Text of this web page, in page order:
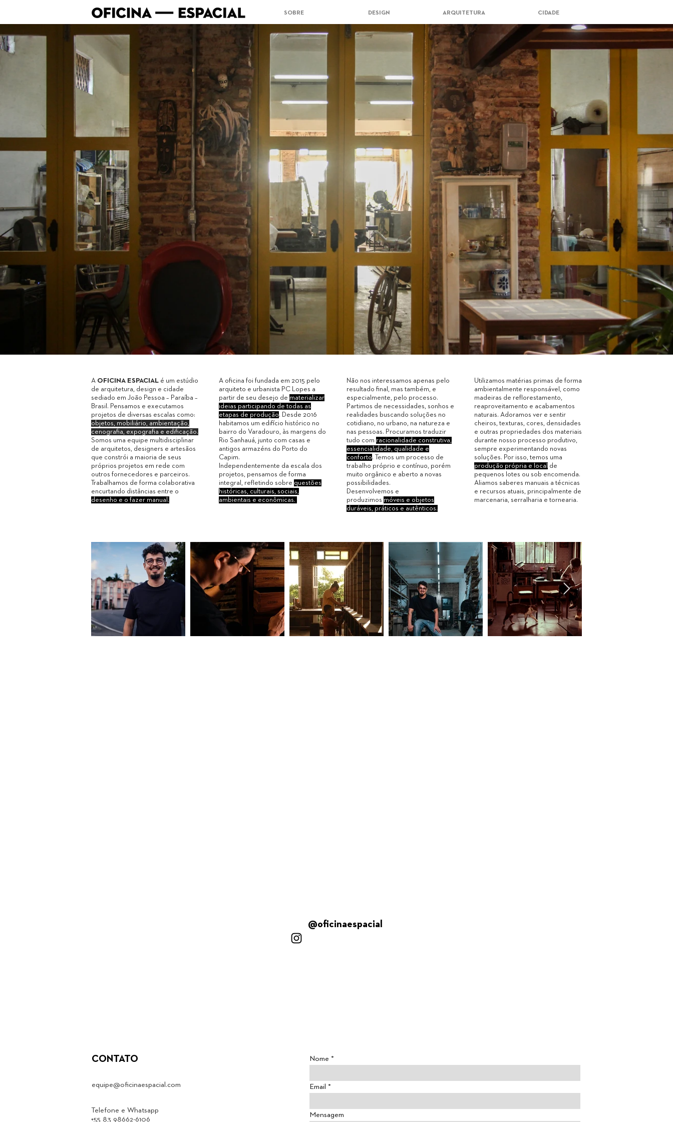
SOBRE DESIGN ARQUITETURA CIDADE
A OFICINA ESPACIAL é um estúdio
de arquitetura, design e cidade
sediado em João Pessoa – Paraíba –
Brasil. Pensamos e executamos
projetos de diversas escalas como:
objetos, mobiliário, ambientação,
cenografia, expografia e edificação.
Somos uma equipe multidisciplinar
de arquitetos, designers e artesãos
que constrói a maioria de seus
próprios projetos em rede com
outros fornecedores e parceiros.
Trabalhamos de forma colaborativa
encurtando distâncias entre o
desenho e o fazer manual.
A oficina foi fundada em 2015 pelo
arquiteto e urbanista PC Lopes a
partir de seu desejo de materializar
ideias participando de todas as
etapas de produção. Desde 2016
habitamos um edifício histórico no
bairro do Varadouro, às margens do
Rio Sanhauá, junto com casas e
antigos armazéns do Porto do
Capim.
Independentemente da escala dos
projetos, pensamos de forma
integral, refletindo sobre questões
históricas, culturais, sociais,
ambientais e econômicas.
Não nos interessamos apenas pelo
resultado final, mas também, e
especialmente, pelo processo.
Partimos de necessidades, sonhos e
realidades buscando soluções no
cotidiano, no urbano, na natureza e
nas pessoas. Procuramos traduzir
tudo com racionalidade construtiva,
essencialidade, qualidade e
conforto. Temos um processo de
trabalho próprio e contínuo, porém
muito orgânico e aberto a novas
possibilidades.
Desenvolvemos e
produzimos móveis e objetos
duráveis, práticos e autênticos.
Utilizamos matérias primas de forma
ambientalmente responsável, como
madeiras de reflorestamento,
reaproveitamento e acabamentos
naturais. Adoramos ver e sentir
cheiros, texturas, cores, densidades
e outras propriedades dos materiais
durante nosso processo produtivo,
sempre experimentando novas
soluções. Por isso, temos uma
produção própria e local de
pequenos lotes ou sob encomenda.
Aliamos saberes manuais a técnicas
e recursos atuais, principalmente de
marcenaria, serralharia e tornearia.
@oficinaespacial
CONTATO
equipe@oficinaespacial.com
Telefone e Whatsapp
+55 83 98662-6106
Nome
Email
Mensagem